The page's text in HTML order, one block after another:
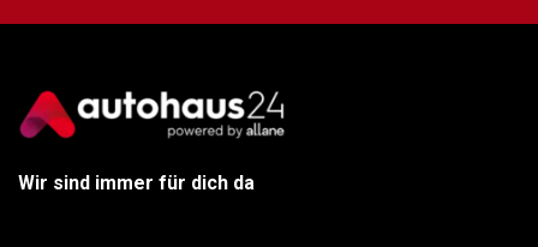
Wir sind immer für dich da